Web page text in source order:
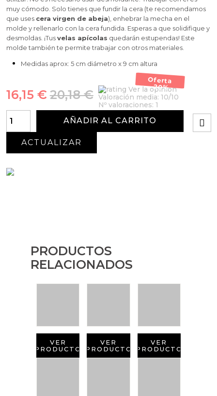
muy cómodo. Solo tienes que fundir la cera (te recomendamos
que uses cera virgen de abeja), enhebrar la mecha en el
molde y rellenarlo con la cera fundida. Esperas a que solidifique y
desmoldas. ¡Tusvelas apícolas quedarán estupendas! Este
molde también te permite trabajar con otros materiales.
Medidas aprox: 5 cm diámetro x 9 cm altura
Oferta
-20%
20,18 €
16,15 €
Ver la opinión
Valoración media: 10/10
Nº valoraciones: 1
AÑADIR AL CARRITO
PRODUCTOS
RELACIONADOS
VER
PRODUCTO
VER
PRODUCTO
VER
PRODUCTO